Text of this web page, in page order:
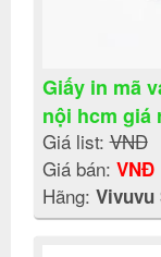
Giấy in mã
nội hcm giá
Giá list:VNĐ
Giá bán: VNĐ
Hãng: Vivuvu